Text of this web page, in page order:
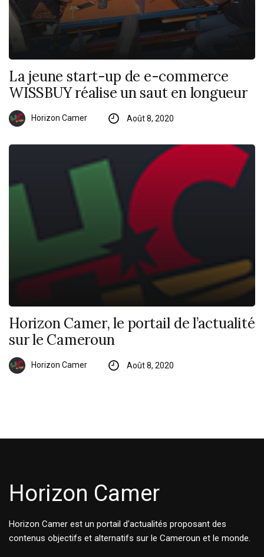
La jeune start-up de e-commerce
WISSBUY réalise un saut en longueur
Horizon Camer Août 8, 2020
Horizon Camer, le portail de l’actualité
sur le Cameroun
Horizon Camer Août 8, 2020
Horizon Camer
Horizon Camer est un portail d'actualités proposant des
contenus objectifs et alternatifs sur le Cameroun et le monde.